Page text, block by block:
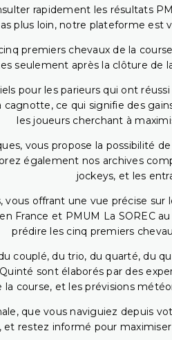
rapidement les résultats
plus loin, notre plateforme est
premiers chevaux de la
seulement après la clôture de
pour les parieurs qui ont
ce qui signifie des
les joueurs cherchant à
vous propose la possibilité
également nos archives
jockeys, et les
offrant une vue précise
France et PMUM La SOREC
prédire les cinq premiers
couplé, du trio, du quarté, du
sont élaborés par des
la course, et les prévisions
que vous naviguiez depuis
restez informé pour